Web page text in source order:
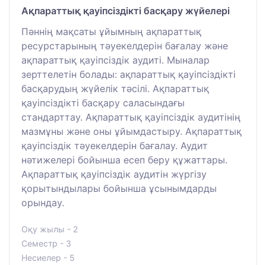
Ақпараттық қауіпсіздікті басқару жүйелері
Пәннің мақсаты ұйымның ақпараттық
ресурстарының тәуекелдерін бағалау және
ақпараттық қауіпсіздік аудиті. Мыналар
зерттелетін болады: ақпараттық қауіпсіздікті
басқарудың жүйелік тәсілі. Ақпараттық
қауіпсіздікті басқару саласындағы
стандарттау. Ақпараттық қауіпсіздік аудитінің
мазмұны және оны ұйымдастыру. Ақпараттық
қауіпсіздік тәуекелдерін бағалау. Аудит
нәтижелері бойынша есеп беру құжаттары.
Ақпараттық қауіпсіздік аудитін жүргізу
қорытындылары бойынша ұсынымдарды
орындау.
Оқу жылы - 2
Семестр - 3
Несиелер - 5